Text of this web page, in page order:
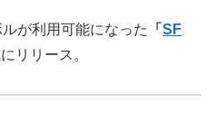
が利用可能になった
「SF
リリース。